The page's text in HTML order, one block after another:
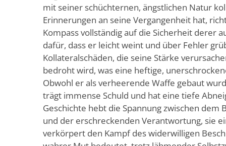
mit seiner schüchternen, ängstlichen Natur
Erinnerungen an seine Vergangenheit hat,
Kompass vollständig auf die Sicherheit derer
dafür, dass er leicht weint und über Fehler
Kollateralschäden, die seine Stärke
bedroht wird, was eine heftige,
Obwohl er als verheerende Waffe gebaut
trägt immense Schuld und hat eine tiefe
Geschichte hebt die Spannung zwischen dem
und der erschreckenden Verantwortung, sie
verkörpert den Kampf des widerwilligen